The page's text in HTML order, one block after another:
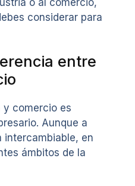
o al comercio,
considerar para
entre
y comercio es
Aunque a
intercambiable, en
ámbitos de la